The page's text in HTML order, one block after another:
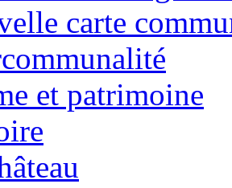
carte
et patrimoine